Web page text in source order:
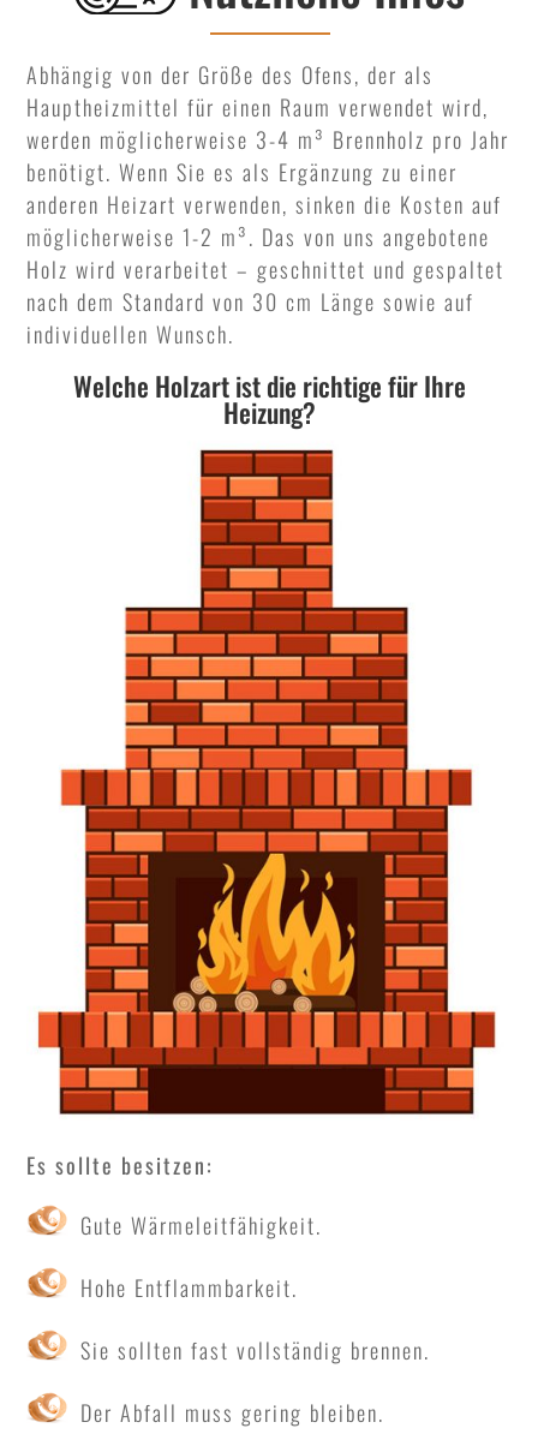
Abhängig von der Größe des Ofens, der als
Hauptheizmittel für einen Raum verwendet wird,
werden möglicherweise 3-4 m³ Brennholz pro Jahr
benötigt. Wenn Sie es als Ergänzung zu einer
anderen Heizart verwenden, sinken die Kosten auf
möglicherweise 1-2 m³. Das von uns angebotene
Holz wird verarbeitet – geschnittet und gespaltet
nach dem Standard von 30 cm Länge sowie auf
individuellen Wunsch.
Welche Holzart ist die richtige für Ihre
Heizung?
Es sollte besitzen:
Gute Wärmeleitfähigkeit.
Hohe Entflammbarkeit.
Sie sollten fast vollständig brennen.
Der Abfall muss gering bleiben.